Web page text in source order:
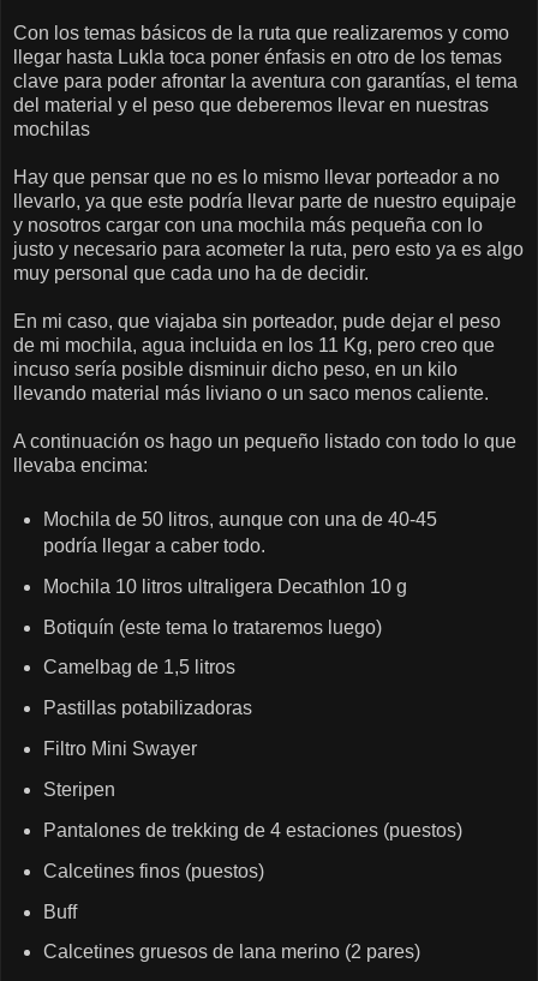
Con los temas básicos de la ruta que realizaremos y como
llegar hasta Lukla toca poner énfasis en otro de los temas
clave para poder afrontar la aventura con garantías, el tema
del material y el peso que deberemos llevar en nuestras
mochilas
Hay que pensar que no es lo mismo llevar porteador a no
llevarlo, ya que este podría llevar parte de nuestro equipaje
y nosotros cargar con una mochila más pequeña con lo
justo y necesario para acometer la ruta, pero esto ya es algo
muy personal que cada uno ha de decidir.
En mi caso, que viajaba sin porteador, pude dejar el peso
de mi mochila, agua incluida en los 11 Kg, pero creo que
incuso sería posible disminuir dicho peso, en un kilo
llevando material más liviano o un saco menos caliente.
A continuación os hago un pequeño listado con todo lo que
llevaba encima:
Mochila de 50 litros, aunque con una de 40-45
podría llegar a caber todo.
Mochila 10 litros ultraligera Decathlon 10 g
Botiquín (este tema lo trataremos luego)
Camelbag de 1,5 litros
Pastillas potabilizadoras
Filtro Mini Swayer
Steripen
Pantalones de trekking de 4 estaciones (puestos)
Calcetines finos (puestos)
Buff
Calcetines gruesos de lana merino (2 pares)